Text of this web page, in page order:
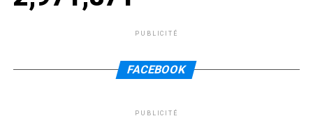
PUBLICITÉ
FACEBOOK
PUBLICITÉ